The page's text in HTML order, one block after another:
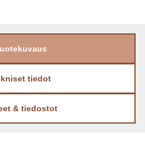
tiedot
& tiedostot